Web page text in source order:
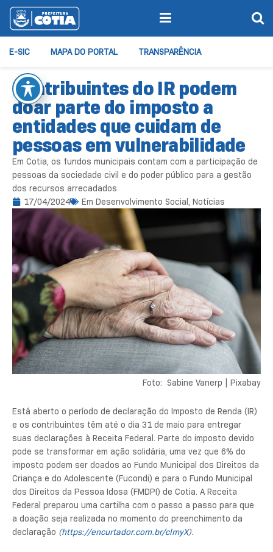
E-SIC MAPA DO PORTAL TRANSPARÊNCIA
Contribuintes do IR podem
doar parte do imposto a
entidades que cuidam de
pessoas em vulnerabilidade
Em Cotia, os fundos municipais contam com a participação de
pessoas da sociedade civil e do poder público para a gestão
dos recursos arrecadados
17/04/2024
Em Desenvolvimento Social, Notícias
Foto: Sabine Vanerp | Pixabay
Está aberto o período de declaração do Imposto de Renda (IR)
e os contribuintes têm até o dia 31 de maio para entregar
suas declarações à Receita Federal. Parte do imposto devido
pode se transformar em ação solidária, uma vez que 6% do
imposto podem ser doados ao Fundo Municipal dos Direitos da
Criança e do Adolescente (Fucondi) e para o Fundo Municipal
dos Direitos da Pessoa Idosa (FMDPI) de Cotia. A Receita
Federal preparou uma cartilha com o passo a passo para que
a doação seja realizada no momento do preenchimento da
declaração (https://encurtador.com.br/clmyX).